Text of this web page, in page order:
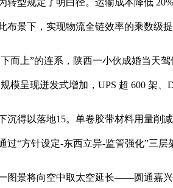
规定了明白径。运输成本降低 20%
布景下，实现物流全链效率的乘数级提
上”的连系，陕西一小伙成婚当天驾
模呈现迸发式增加，UPS 超 600 架
以落地15。单卷胶带材料用量削减
过“方针设定-东西立异-监管强化”三层
景将向空中取太空延长——圆通嘉兴